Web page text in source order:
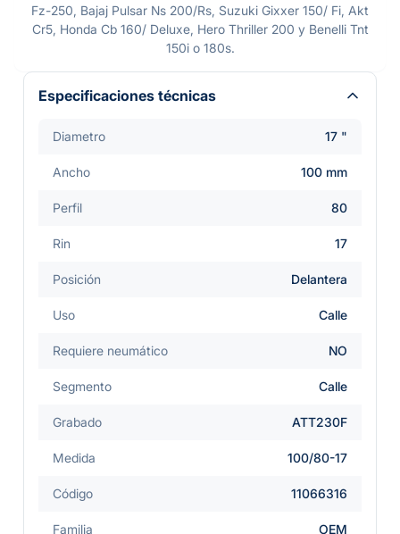
Fz-250, Bajaj Pulsar Ns 200/Rs, Suzuki Gixxer 150/ Fi, Akt
Cr5, Honda Cb 160/ Deluxe, Hero Thriller 200 y Benelli Tnt
150i o 180s.
Especificaciones técnicas
Diametro 17 "
Ancho 100 mm
Perfil 80
Rin 17
Posición Delantera
Uso Calle
Requiere neumático NO
Segmento Calle
Grabado ATT230F
Medida 100/80-17
Código 11066316
Familia OEM